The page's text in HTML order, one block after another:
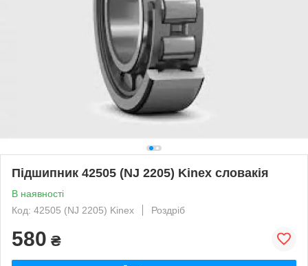
Підшипник 42505 (NJ 2205) Kinex словакія
В наявності
Код: 42505 (NJ 2205) Kinex
Роздріб
580 ₴